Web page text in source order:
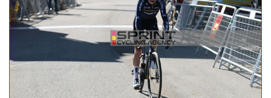
NEWSLETTER